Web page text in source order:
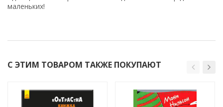
маленьких!
С ЭТИМ ТОВАРОМ ТАКЖЕ ПОКУПАЮТ